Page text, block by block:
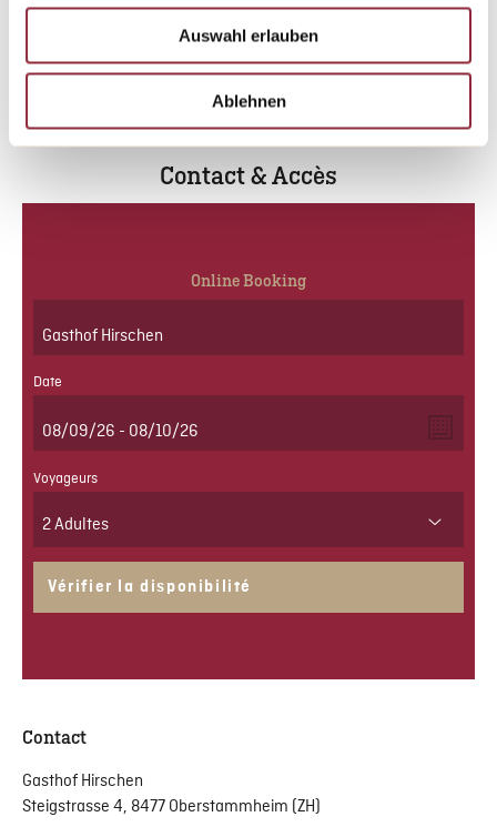
Auswahl erlauben
Ablehnen
Contact & Accès
Online Booking
Date
Voyageurs
2 Adultes
2 Adultes
Vérifier la disponibilité
Contact
Gasthof Hirschen
Steigstrasse 4, 8477 Oberstammheim (ZH)